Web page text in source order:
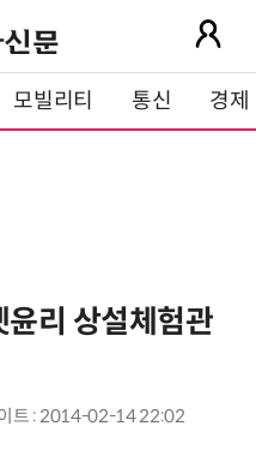
모빌리티 통신 경제
리 상설체험관
트 : 2014-02-14 22:02